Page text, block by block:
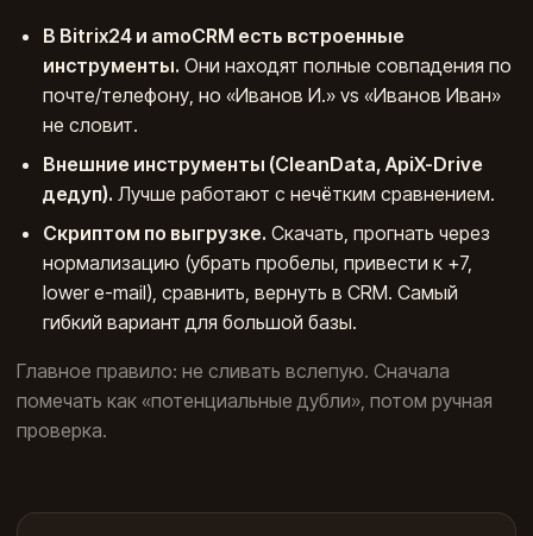
В Bitrix24 и amoCRM есть встроенные
инструменты. Они находят полные совпадения по
почте/телефону, но «Иванов И.» vs «Иванов Иван»
не словит.
Внешние инструменты (CleanData, ApiX-Drive
дедуп). Лучше работают с нечётким сравнением.
Скриптом по выгрузке. Скачать, прогнать через
нормализацию (убрать пробелы, привести к +7,
lower e-mail), сравнить, вернуть в CRM. Самый
гибкий вариант для большой базы.
Главное правило: не сливать вслепую. Сначала
помечать как «потенциальные дубли», потом ручная
проверка.